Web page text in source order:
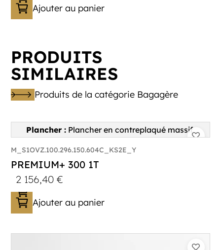
Ajouter au panier
PRODUITS
SIMILAIRES
Produits de la catégorie Bagagère
Catégorie :Bagagère
Poids à vide (kg) :296
Plancher : Plancher en contreplaqué massif
M_S1OVZ.100.296.150.604C_KS2E_Y
PREMIUM+ 300 1T
2 156,40€
Ajouter au panier